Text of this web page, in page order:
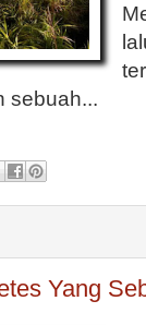
sebuah...
Yang